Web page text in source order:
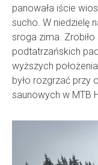
panowała iście
sucho. W niedzielę
sroga zima. Zrobiło
podtatrzańskich
wyższych
było rozgrzać przy
saunowych w MTB